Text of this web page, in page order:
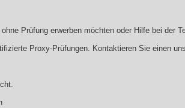
Prüfung erwerben möchten oder Hilfe bei der
Proxy-Prüfungen. Kontaktieren Sie einen